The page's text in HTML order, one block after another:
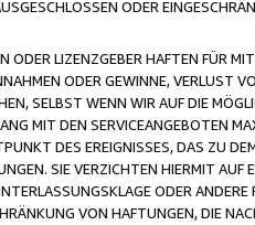
ODER
LIZENZGEBER HAFTEN FÜR
ODER GEWINNE, VERLUST
SELBST WENN WIR AUF DIE
MIT DEN SERVICEANGEBOTEN
DES EREIGNISSES, DAS ZU
SIE VERZICHTEN HIERMIT
ODER
VON HAFTUNGEN, DIE